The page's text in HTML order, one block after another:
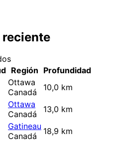
Región Profundidad
Ottawa
Canadá
10,0 km
Ottawa
Canadá
13,0 km
Gatineau
Canadá
18,9 km